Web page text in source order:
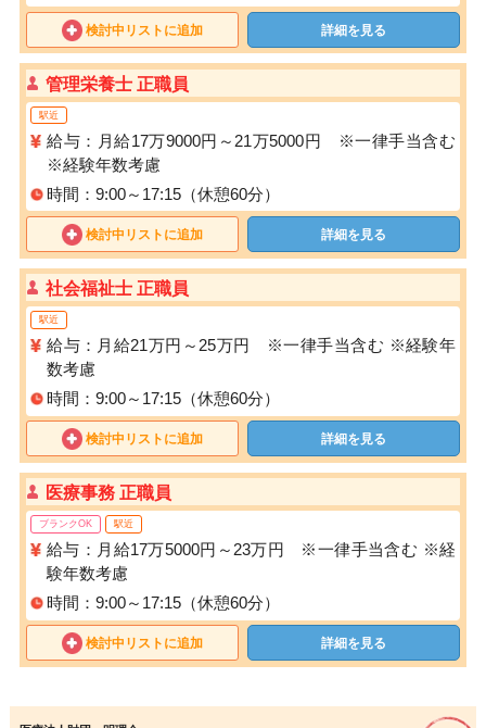
検討中リストに追加 詳細を見る
管理栄養士 正職員
駅近
給与：月給17万9000円～21万5000円 ※一律手当含む
※経験年数考慮
時間：9:00～17:15（休憩60分）
検討中リストに追加 詳細を見る
社会福祉士 正職員
駅近
給与：月給21万円～25万円 ※一律手当含む ※経験年
数考慮
時間：9:00～17:15（休憩60分）
検討中リストに追加 詳細を見る
医療事務 正職員
ブランクOK 駅近
給与：月給17万5000円～23万円 ※一律手当含む ※経
験年数考慮
時間：9:00～17:15（休憩60分）
検討中リストに追加 詳細を見る